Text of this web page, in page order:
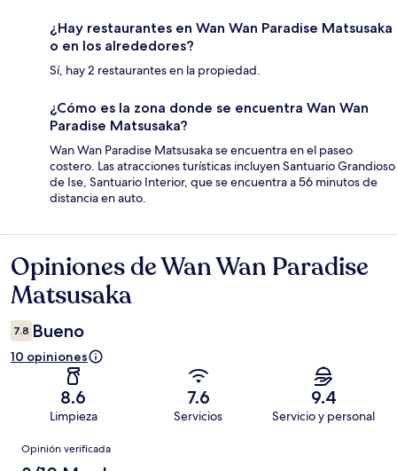
¿Hay restaurantes en Wan Wan Paradise Matsusaka
o en los alrededores?
Sí, hay 2 restaurantes en la propiedad.
¿Cómo es la zona donde se encuentra Wan Wan
Paradise Matsusaka?
Wan Wan Paradise Matsusaka se encuentra en el paseo
costero. Las atracciones turísticas incluyen Santuario Grandioso
de Ise, Santuario Interior, que se encuentra a 56 minutos de
distancia en auto.
Opiniones
Opiniones de Wan Wan Paradise
Matsusaka
7.8 Bueno
10 opiniones
8.6
Limpieza
7.6
Servicios
9.4
Servicio y personal
Opiniones
Opinión verificada